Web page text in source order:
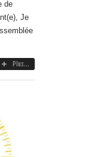
de
Je
Plus...